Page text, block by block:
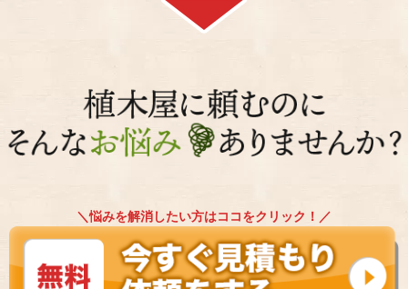
＼悩みを解消したい方はココをクリック！／